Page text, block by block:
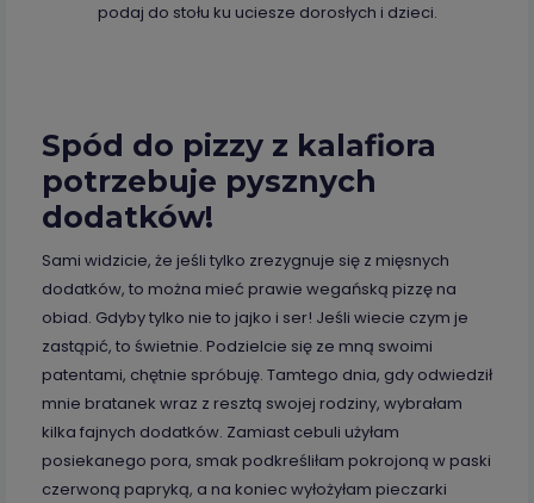
podaj do stołu ku uciesze dorosłych i dzieci.
Spód do pizzy z kalafiora
potrzebuje pysznych
dodatków!
Sami widzicie, że jeśli tylko zrezygnuje się z mięsnych
dodatków, to można mieć prawie wegańską pizzę na
obiad. Gdyby tylko nie to jajko i ser! Jeśli wiecie czym je
zastąpić, to świetnie. Podzielcie się ze mną swoimi
patentami, chętnie spróbuję. Tamtego dnia, gdy odwiedził
mnie bratanek wraz z resztą swojej rodziny, wybrałam
kilka fajnych dodatków. Zamiast cebuli użyłam
posiekanego pora, smak podkreśliłam pokrojoną w paski
czerwoną papryką, a na koniec wyłożyłam pieczarki